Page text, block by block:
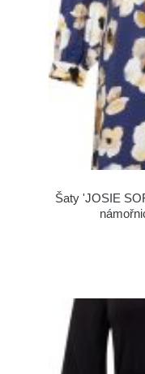
Šaty 'JOSIE